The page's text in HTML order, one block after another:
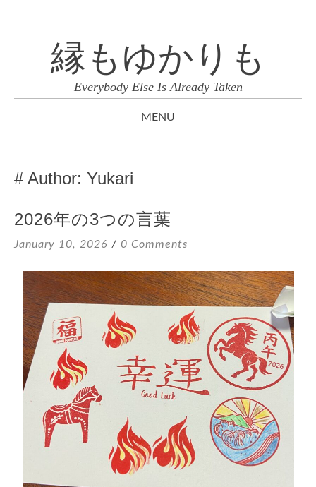
縁もゆかりも
Everybody Else Is Already Taken
MENU
Author: Yukari
2026年の3つの言葉
January 10, 2026 0 Comments